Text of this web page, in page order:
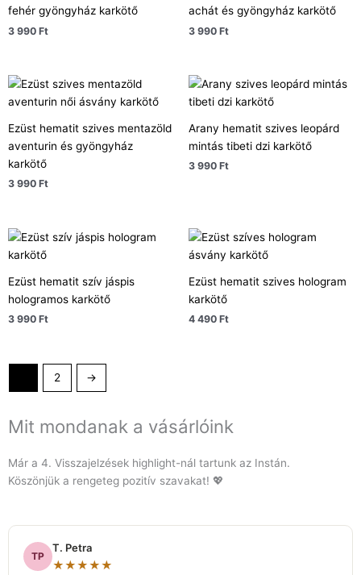
fehér gyöngyház karkötő
3 990 Ft
achát és gyöngyház karkötő
3 990 Ft
Ezüst hematit szives mentazöld
aventurin és gyöngyház
karkötő
3 990 Ft
Arany hematit szives leopárd
mintás tibeti dzi karkötő
3 990 Ft
Ezüst hematit szív jáspis
hologramos karkötő
3 990 Ft
Ezüst hematit szives hologram
karkötő
4 490 Ft
2 →
Mit mondanak a vásárlóink
Már a 4. Visszajelzések highlight-nál tartunk az Instán.
Köszönjük a rengeteg pozitív szavakat! 💖
TP
T. Petra
★★★★★